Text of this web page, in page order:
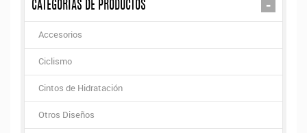
-
CATEGORIAS DE PRODUCTOS
Accesorios
Ciclismo
Cintos de Hidratación
Otros Diseños